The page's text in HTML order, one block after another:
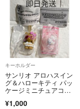
キーホルダー
サンリオ アロハスイン
グ＆ハローキティ パッ
ケージミニチュアコレ
¥1,000